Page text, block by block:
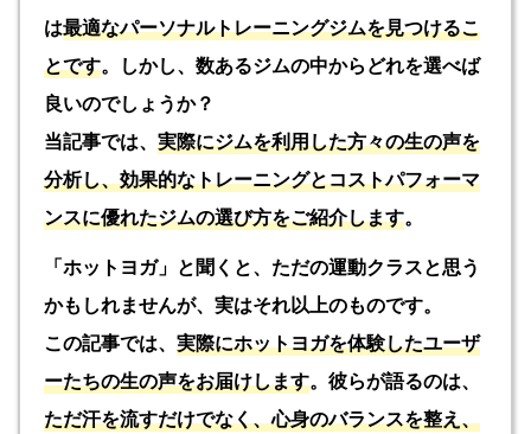
は最適なパーソナルトレーニングジムを見つけるこ
とです。しかし、数あるジムの中からどれを選べば
良いのでしょうか？
当記事では、 実際にジムを利用した方々の生の声を
分析し、効果的なトレーニングとコストパフォーマ
ンスに優れたジムの選び方をご紹介します。
「ホットヨガ」と聞くと、ただの運動クラスと思う
かもしれませんが、実はそれ以上のものです。
この記事では、 実際にホットヨガを体験したユーザ
ーたちの生の声をお届けします。彼らが語るのは、
ただ汗を流すだけでなく、心身のバランスを整え、